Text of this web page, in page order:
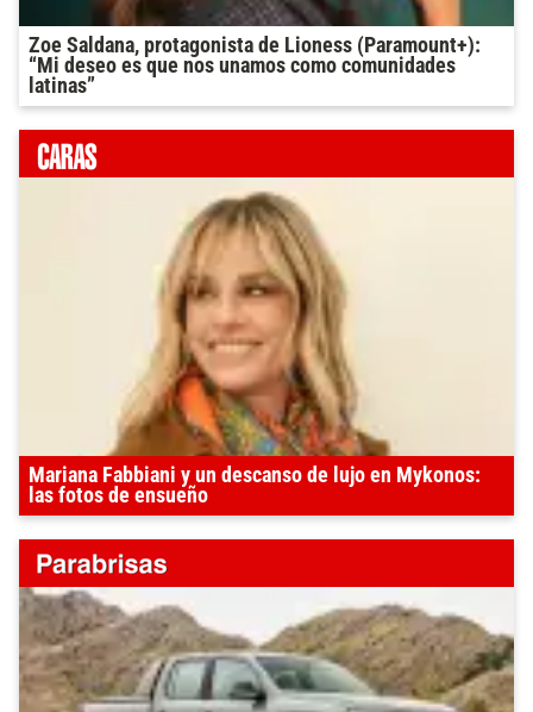
Zoe Saldana, protagonista de Lioness (Paramount+):
“Mi deseo es que nos unamos como comunidades
latinas”
Mariana Fabbiani y un descanso de lujo en Mykonos:
las fotos de ensueño